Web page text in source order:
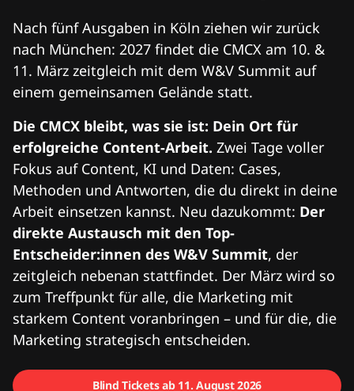
Nach fünf Ausgaben in Köln ziehen wir zurück
nach München: 2027 findet die CMCX am 10. &
11. März zeitgleich mit dem W&V Summit auf
einem gemeinsamen Gelände statt.
Die CMCX bleibt, was sie ist: Dein Ort für
erfolgreiche Content-Arbeit. Zwei Tage voller
Fokus auf Content, KI und Daten: Cases,
Methoden und Antworten, die du direkt in deine
Arbeit einsetzen kannst. Neu dazukommt: Der
direkte Austausch mit den Top-
Entscheider:innen des W&V Summit, der
zeitgleich nebenan stattfindet. Der März wird so
zum Treffpunkt für alle, die Marketing mit
starkem Content voranbringen – und für die, die
Marketing strategisch entscheiden.
Blind Tickets ab 11. August 2026